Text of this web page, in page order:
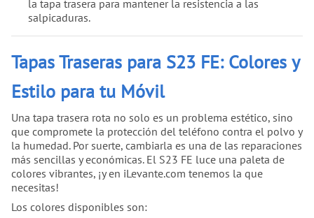
la tapa trasera para mantener la resistencia a las
salpicaduras.
Tapas Traseras para S23 FE: Colores y
Estilo para tu Móvil
Una tapa trasera rota no solo es un problema estético, sino
que compromete la protección del teléfono contra el polvo y
la humedad. Por suerte, cambiarla es una de las reparaciones
más sencillas y económicas. El S23 FE luce una paleta de
colores vibrantes, ¡y en iLevante.com tenemos la que
necesitas!
Los colores disponibles son: